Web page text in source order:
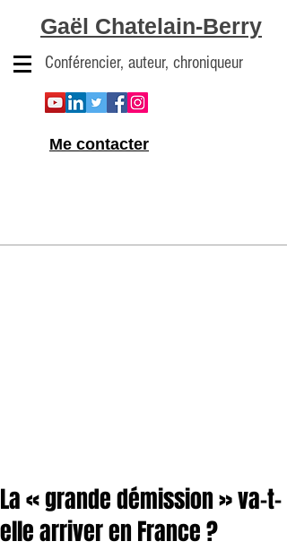
Gaël Chatelain-Berry
Conférencier, auteur, chroniqueur
Me contacter
La « grande démission » va-t-
elle arriver en France ?